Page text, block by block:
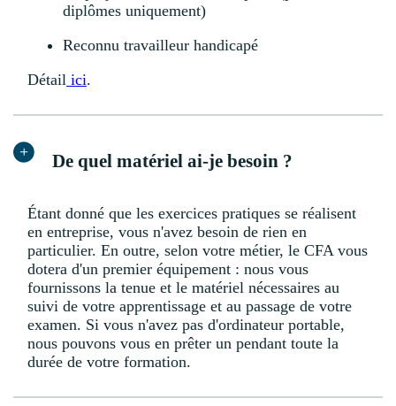
diplômes uniquement)
Reconnu travailleur handicapé
Détail ici.
De quel matériel ai-je besoin ?
Étant donné que les exercices pratiques se réalisent
en entreprise, vous n'avez besoin de rien en
particulier. En outre, selon votre métier, le CFA vous
dotera d'un premier équipement : nous vous
fournissons la tenue et le matériel nécessaires au
suivi de votre apprentissage et au passage de votre
examen. Si vous n'avez pas d'ordinateur portable,
nous pouvons vous en prêter un pendant toute la
durée de votre formation.